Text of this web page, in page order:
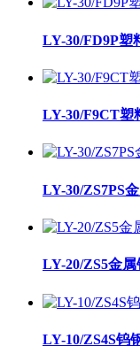
LY-30/FD9P塑
LY-30/F9CT塑
LY-30/ZS7PS
LY-20/ZS5金
LY-10/ZS4S钨